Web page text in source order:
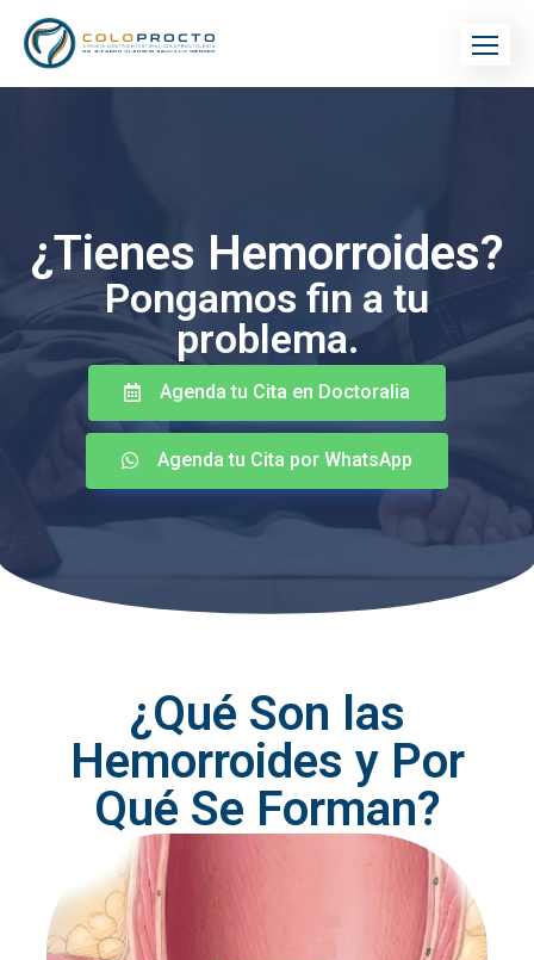
¿Tienes Hemorroides?
Pongamos fin a tu
problema.
Agenda tu Cita en Doctoralia
Agenda tu Cita por WhatsApp
¿Qué Son las
Hemorroides y Por
Qué Se Forman?